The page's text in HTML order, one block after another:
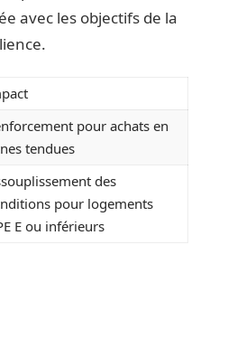
avec les objectifs de la
pour achats en
tendues
des
pour logements
E ou inférieurs